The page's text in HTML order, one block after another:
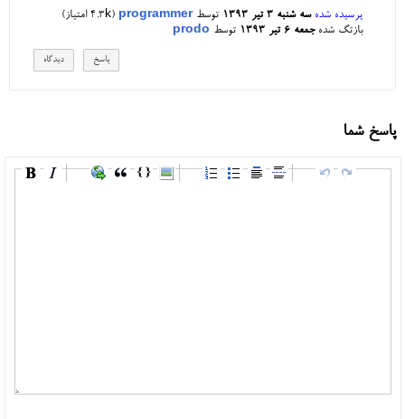
پرسیده شده سه شنبه ۳ تیر ۱۳۹۳ توسطprogrammer
(
4.3k امتیاز)
بازتگ شده جمعه ۶ تیر ۱۳۹۳ توسط prodo
پاسخ شما